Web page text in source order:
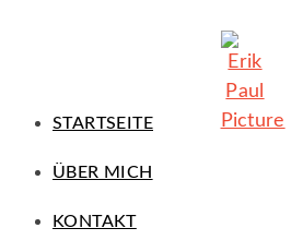
STARTSEITE
ÜBER MICH
KONTAKT